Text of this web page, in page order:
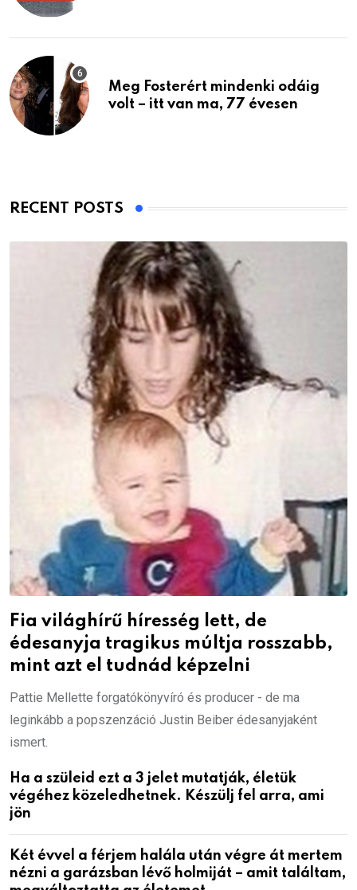
Meg Fosterért mindenki odáig
volt – itt van ma, 77 évesen
RECENT POSTS
Fia világhírű híresség lett, de
édesanyja tragikus múltja rosszabb,
mint azt el tudnád képzelni
Pattie Mellette forgatókönyvíró és producer - de ma
leginkább a popszenzáció Justin Beiber édesanyjaként
ismert.
Ha a szüleid ezt a 3 jelet mutatják, életük
végéhez közeledhetnek. Készülj fel arra, ami
jön
Két évvel a férjem halála után végre át mertem
nézni a garázsban lévő holmiját – amit találtam,